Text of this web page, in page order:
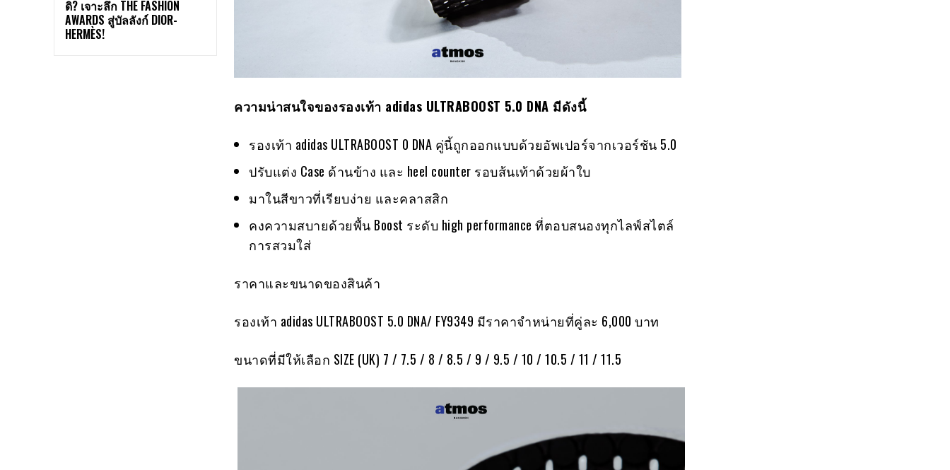
ดิ? เจาะลึก THE FASHION
AWARDS สู่บัลลังก์ DIOR-
HERMÈS!
ความน่าสนใจของรองเท้า adidas ULTRABOOST 5.0 DNA มีดังนี้
รองเท้า adidas ULTRABOOST 0 DNA คู่นี้ถูกออกแบบด้วยอัพเปอร์จากเวอร์ชัน 5.0
ปรับแต่ง Case ด้านข้าง และ heel counter รอบส้นเท้าด้วยผ้าใบ
มาในสีขาวที่เรียบง่าย และคลาสสิก
คงความสบายด้วยพื้น Boost ระดับ high performance ที่ตอบสนองทุกไลฟ์สไตล์
การสวมใส่
ราคาและขนาดของสินค้า
รองเท้า adidas ULTRABOOST 5.0 DNA/ FY9349 มีราคาจำหน่ายที่คู่ละ 6,000 บาท
ขนาดที่มีให้เลือก SIZE (UK) 7 / 7.5 / 8 / 8.5 / 9 / 9.5 / 10 / 10.5 / 11 / 11.5